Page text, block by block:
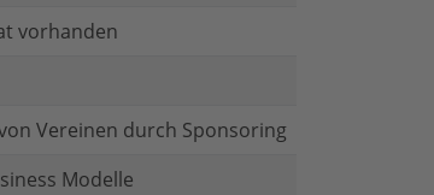
vorhanden
Vereinen durch Sponsoring
Modelle